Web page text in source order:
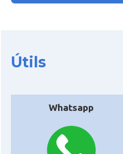
Útils
Whatsapp